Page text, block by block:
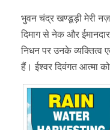
भुवन चंद्र खण्डूड़ी मेरी
दिमाग से नेक और
निधन पर उनके व्यक्तित्व
हैं। ईश्वर दिवंगत आत्मा